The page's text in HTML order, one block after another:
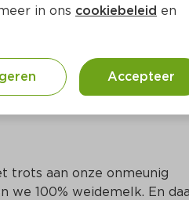
trots aan onze onmeunig
we 100% weidemelk. En
in ons cookiebeleid en
Accepteer